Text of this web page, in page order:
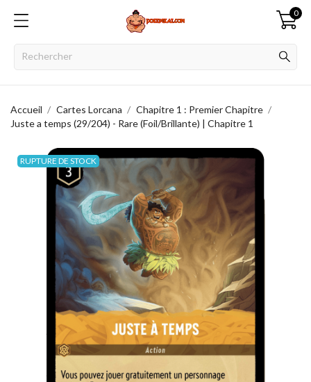
0
Accueil Cartes Lorcana
Chapitre 1 : Premier Chapitre
Juste a temps (29/204) - Rare (Foil/Brillante) | Chapitre 1
RUPTURE DE STOCK